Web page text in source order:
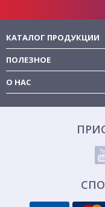
КАТАЛОГ ПРОДУКЦИИ
ПОЛЕЗНОЕ
О НАС